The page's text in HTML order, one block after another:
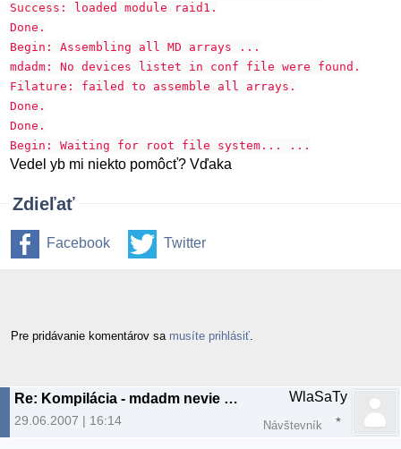
Success: loaded module raid1.
Done.
Begin: Assembling all MD arrays ...
mdadm: No devices listet in conf file were found.
Filature: failed to assemble all arrays.
Done.
Done.
Begin: Waiting for root file system... ...
Vedel yb mi niekto pomôcť? Vďaka
Zdieľať
Facebook Twitter
Pre pridávanie komentárov sa musíte prihlásiť
Re: Kompilácia - mdadm nevie nájsť disky
29.06.2007 | 16:14
WlaSaTy
Návštevník